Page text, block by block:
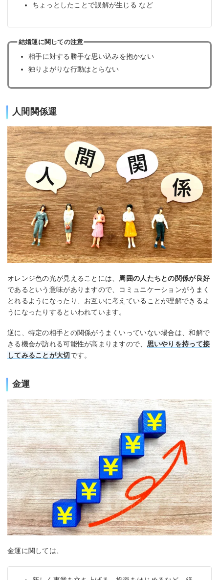
ちょっとしたことで誤解が生じる など
結婚運に関しての注意
相手に対する勝手な思い込みを抱かない
独りよがりな行動はとらない
人間関係運
オレンジ色の光が見えることには、 周囲の人たちとの関係が良好
であるという意味がありますので、コミュニケーションがうまく
とれるようになったり、お互いに考えていることが理解できるよ
うになったりするといわれています。
逆に、特定の相手との関係がうまくいっていない場合は、和解で
きる機会が訪れる可能性が高まりますので、 思いやりを持って接
してみることが大切です。
金運
金運に関しては、